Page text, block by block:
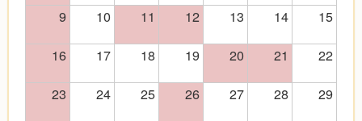
9
10 11 12 13 14
15
16
17 18 19 20 21
22
23
24 25 26 27 28
29